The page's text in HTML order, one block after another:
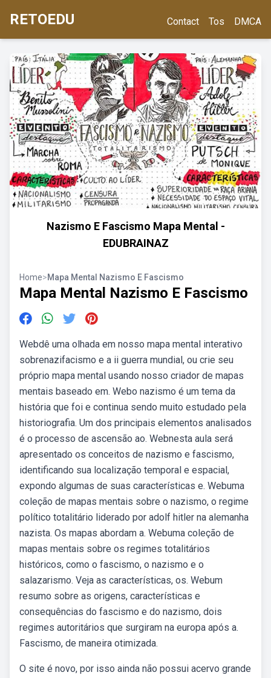
RETOEDU Contact Tos DMCA
Nazismo E Fascismo Mapa Mental -
EDUBRAINAZ
Home>Mapa Mental Nazismo E Fascismo
Mapa Mental Nazismo E Fascismo
Webdê uma olhada em nosso mapa mental interativo
sobrenazifacismo e a ii guerra mundial, ou crie seu
próprio mapa mental usando nosso criador de mapas
mentais baseado em. Webo nazismo é um tema da
história que foi e continua sendo muito estudado pela
historiografia. Um dos principais elementos analisados
é o processo de ascensão ao. Webnesta aula será
apresentado os conceitos de nazismo e fascismo,
identificando sua localização temporal e espacial,
expondo algumas de suas características e. Webuma
coleção de mapas mentais sobre o nazismo, o regime
político totalitário liderado por adolf hitler na alemanha
nazista. Os mapas abordam a. Webuma coleção de
mapas mentais sobre os regimes totalitários
históricos, como o fascismo, o nazismo e o
salazarismo. Veja as características, os. Webum
resumo sobre as origens, características e
consequências do fascismo e do nazismo, dois
regimes autoritários que surgiram na europa após a.
Fascismo, de maneira otimizada.
O site é novo, por isso ainda não possui acervo grande